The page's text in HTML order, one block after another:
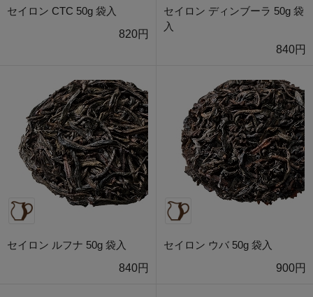
セイロン CTC 50g 袋入
820円
セイロン ディンブーラ 50g 袋
入
840円
セイロン ルフナ 50g 袋入
840円
セイロン ウバ 50g 袋入
900円